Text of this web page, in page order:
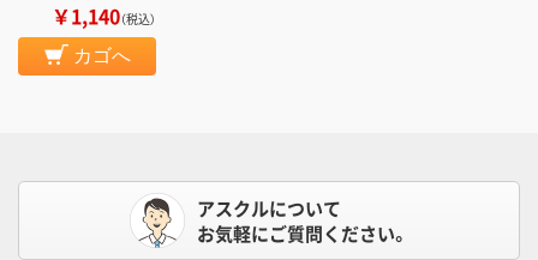
￥1,140（税込）
カゴへ
アスクルについて
お気軽にご質問ください。